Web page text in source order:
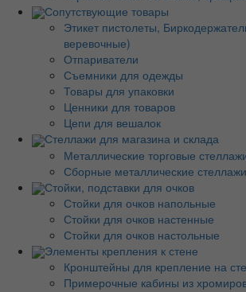
Сопутствующие товары
Этикет пистолеты,
веревочные)
Отпариватели
Съемники для одежды
Товары для упаковки
Ценники для товаров
Цепи для вешалок
Стеллажи для магазина и склада
Металлические торговые
Сборные металлические
Стойки, подставки для очков
Стойки для очков напольные
Стойки для очков настенные
Стойки для очков настольные
Элементы крепления к стене
Кронштейны для крепление на
Примерочные кабины из